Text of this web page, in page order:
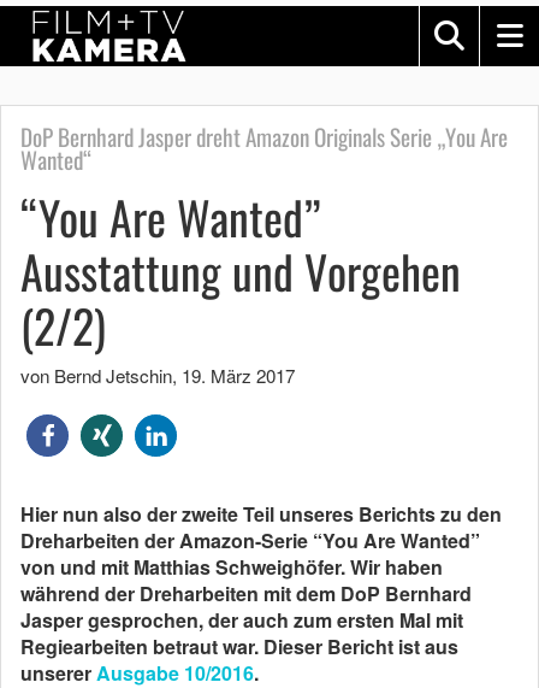
DoP Bernhard Jasper dreht Amazon Originals Serie „You Are
Wanted“
“You Are Wanted”
Ausstattung und Vorgehen
(2/2)
von Bernd Jetschin, 19. März 2017
Hier nun also der zweite Teil unseres Berichts zu den
Dreharbeiten der Amazon-Serie “You Are Wanted”
von und mit Matthias Schweighöfer. Wir haben
während der Dreharbeiten mit dem DoP Bernhard
Jasper gesprochen, der auch zum ersten Mal mit
Regiearbeiten betraut war. Dieser Bericht ist aus
unsererAusgabe 10/2016.